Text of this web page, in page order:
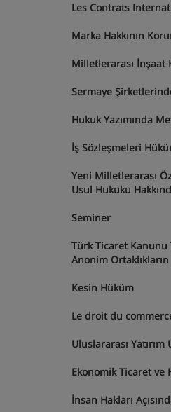
Les Contrats
Marka Hakkının
Milletlerarası İnşaat
Sermaye
Hukuk Yazımında
İş Sözleşmeleri
Yeni Milletlerarası
Usul Hukuku
Seminer
Türk Ticaret Kanunu
Anonim
Kesin Hüküm
Le droit du
Uluslararası Yatırım
Ekonomik Ticaret ve
İnsan Hakları